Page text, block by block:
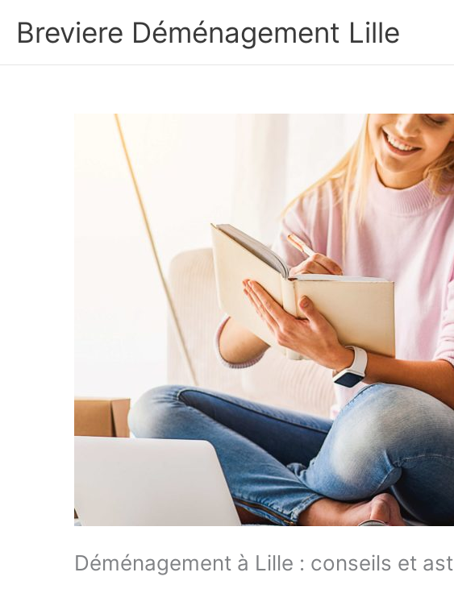
contenuBreviere Déménagement Lille
Déménagement à Lille : conseils et